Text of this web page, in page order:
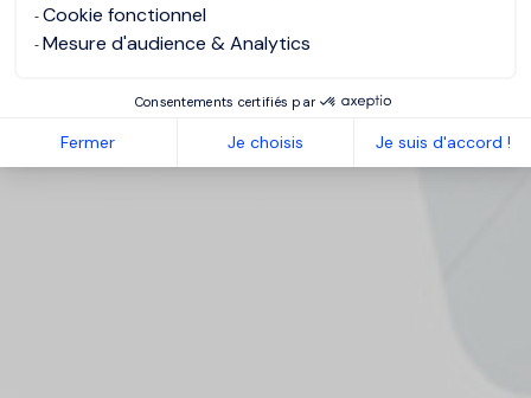
Cookie fonctionnel
Mesure d'audience & Analytics
Consentements certifiés par
Fermer Je choisis Je suis d'accord !